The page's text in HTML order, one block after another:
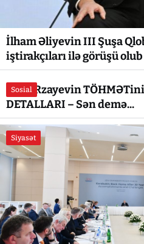
İlham Əliyevin III Şuşa
iştirakçıları ilə görüşü
Sosial
Baba Rzayevin
DETALLARI – Sən demə...
Siyasət